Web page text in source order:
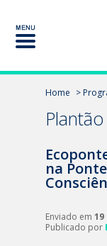
Home >
na
Enviado em 19
Publicado por